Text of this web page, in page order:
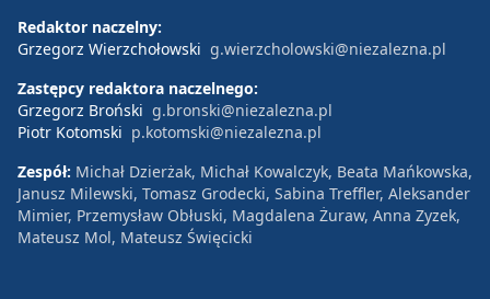
Redaktor naczelny:
Grzegorz Wierzchołowski g.wierzcholowski@niezalezna.pl
Zastępcy redaktora naczelnego:
Grzegorz Broński g.bronski@niezalezna.pl
Piotr Kotomski p.kotomski@niezalezna.pl
Zespół: Michał Dzierżak, Michał Kowalczyk, Beata Mańkowska,
Janusz Milewski, Tomasz Grodecki, Sabina Treffler, Aleksander
Mimier, Przemysław Obłuski, Magdalena Żuraw, Anna Zyzek,
Mateusz Mol, Mateusz Święcicki